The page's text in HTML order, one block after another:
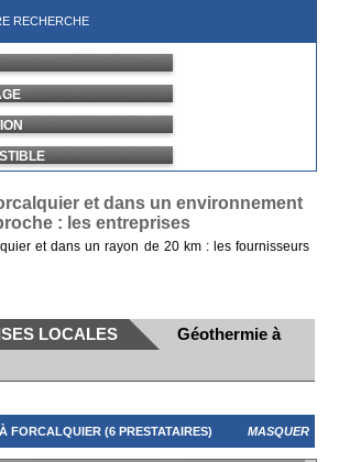
RECHERCHE
et dans un environnement
: les entreprises
et dans un rayon de 20 km : les fournisseurs
LOCALES
Géothermie à
FORCALQUIER (6 PRESTATAIRES) MASQUER